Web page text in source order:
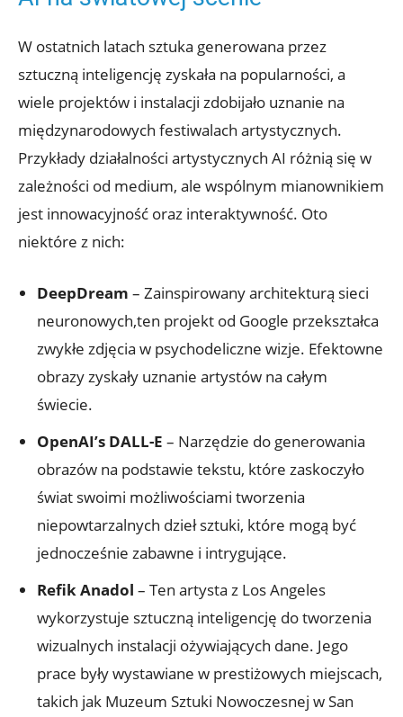
W ostatnich latach sztuka generowana przez
sztuczną inteligencję zyskała na popularności, a
wiele projektów i instalacji zdobijało uznanie na
międzynarodowych festiwalach artystycznych.
Przykłady działalności artystycznych AI różnią się w
zależności od medium, ale wspólnym mianownikiem
jest innowacyjność oraz interaktywność. Oto
niektóre z nich:
DeepDream – Zainspirowany architekturą sieci
neuronowych,ten projekt od Google przekształca
zwykłe zdjęcia w psychodeliczne wizje. Efektowne
obrazy zyskały uznanie artystów na całym
świecie.
OpenAI’s DALL-E – Narzędzie do generowania
obrazów na podstawie tekstu, które zaskoczyło
świat swoimi możliwościami tworzenia
niepowtarzalnych dzieł sztuki, które mogą być
jednocześnie zabawne i intrygujące.
Refik Anadol – Ten artysta z Los Angeles
wykorzystuje sztuczną inteligencję do tworzenia
wizualnych instalacji ożywiających dane. Jego
prace były wystawiane w prestiżowych miejscach,
takich jak Muzeum Sztuki Nowoczesnej w San